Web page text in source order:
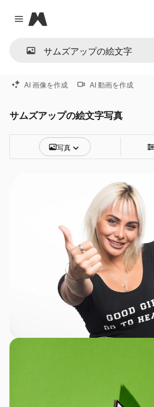
Close menu
Magnific
AI 画像を作成 AI 動画を作成
サムズアップの絵文字写真
写真